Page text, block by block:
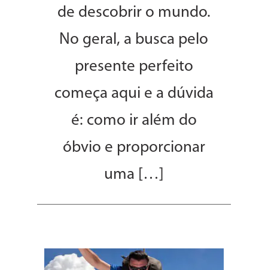
de descobrir o mundo.
No geral, a busca pelo
presente perfeito
começa aqui e a dúvida
é: como ir além do
óbvio e proporcionar
uma […]